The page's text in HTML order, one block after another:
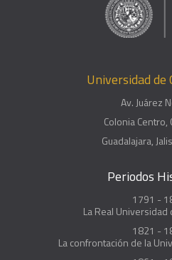
Universidad de
Av. Juárez
Colonia Centro,
Guadalajara,
Periodos
1791 -
La Real Universidad
1821 -
La confrontación de la